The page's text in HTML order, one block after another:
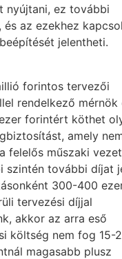
nyújtani, ez további
és az ezekhez
jelentheti.
forintos tervezői
rendelkező mérnök
forintért köthet
amely
felelős műszaki
szintén további díjat
300-400
tervezési díjjal
akkor az arra eső
költség nem fog 15-
magasabb plusz